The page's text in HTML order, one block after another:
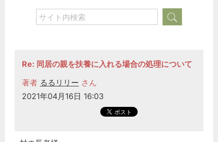
Re: 同居の親を扶養に入れる場合の処理について
著者 るるリリー さん
2021年04月16日 16:03